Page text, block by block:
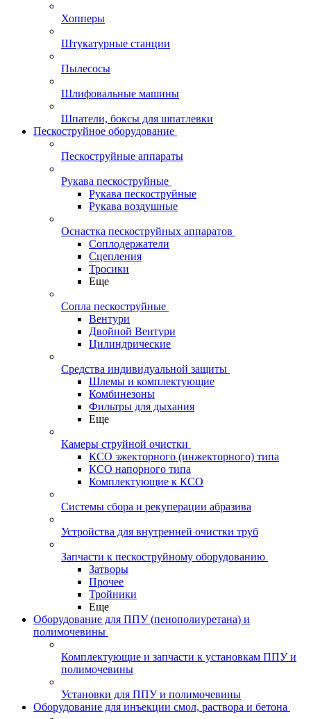
Хопперы
Штукатурные станции
Пылесосы
Шлифовальные машины
Шпатели, боксы для шпатлевки
Пескоструйное оборудование
Пескоструйные аппараты
Рукава пескоструйные
Рукава пескоструйные
Рукава воздушные
Оснастка пескоструйных аппаратов
Соплодержатели
Сцепления
Тросики
Еще
Сопла пескоструйные
Вентури
Двойной Вентури
Цилиндрические
Средства индивидуальной защиты
Шлемы и комплектующие
Комбинезоны
Фильтры для дыхания
Еще
Камеры струйной очистки
КСО эжекторного (инжекторного) типа
КСО напорного типа
Комплектующие к КСО
Системы сбора и рекуперации абразива
Устройства для внутренней очистки труб
Запчасти к пескоструйному оборудованию
Затворы
Прочее
Тройники
Еще
Оборудование для ППУ (пенополиуретана) и
полимочевины
Комплектующие и запчасти к установкам ППУ и
полимочевины
Установки для ППУ и полимочевины
Оборудование для инъекции смол, раствора и бетона